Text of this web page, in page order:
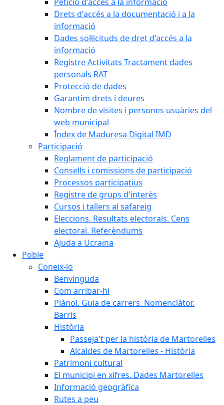
Drets d'accés a la documentació i a la
informació
Dades sol·licituds de dret d'accés a la
informació
Registre Activitats Tractament dades
personals RAT
Protecció de dades
Garantim drets i deures
Nombre de visites i persones usuàries del
web municipal
Índex de Maduresa Digital IMD
Participació
Reglament de participació
Consells i comissions de participació
Processos participatius
Registre de grups d'interès
Cursos i tallers al safareig
Eleccions. Resultats electorals. Cens
electoral. Referèndums
Ajuda a Ucraïna
Poble
Coneix-lo
Benvinguda
Com arribar-hi
Plànol. Guia de carrers. Nomenclàtor.
Barris
Història
Passeja't per la història de Martorelles
Alcaldes de Martorelles - Història
Patrimoni cultural
El municipi en xifres. Dades Martorelles
Informació geogràfica
Rutes a peu